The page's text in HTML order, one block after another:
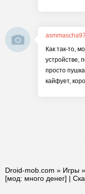
asmmascha97
Как так-то,
устройстве,
просто
кайфует,
Droid-mob.com » Игры »
[мод: много денег] |